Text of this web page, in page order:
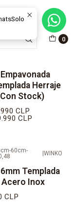
0
SOLUCIONES DE
Herraje
Stock)
CLP
CLP
60cm-
WINKO
Templada
Acero Inox
CLP